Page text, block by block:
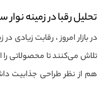
تحلیل رقبا در زمینه نوار
در بازار امروز ، رقابت زیادی
تلاش می‌کنند تا محصولاتی
هم از نظر طراحی جذابیت